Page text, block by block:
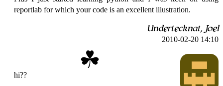
reportlab for which your code is an excellent illustration.
Undertecknat, Joel
2010-02-20 14:10
hi??